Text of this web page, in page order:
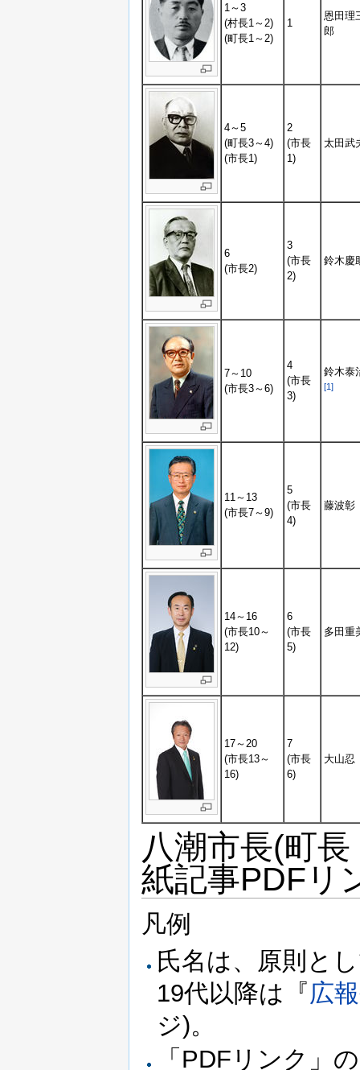
1～3
(村長1～2)
(町長1～2)
1
恩田理
郎
4～5
(町長3～4)
(市長1)
2
(市長
1)
太田武
6
(市長2)
3
(市長
2)
鈴木慶
7～10
(市長3～6)
4
(市長
3)
鈴木泰
[1]
11～13
(市長7～9)
5
(市長
4)
藤波彰
14～16
(市長10～
12)
6
(市長
5)
多田重
17～20
(市長13～
16)
7
(市長
6)
大山忍
八潮市長(町
紙記事PDFリ
凡例
氏名は、原則と
19代以降は『広
ジ)。
「PDFリンク」